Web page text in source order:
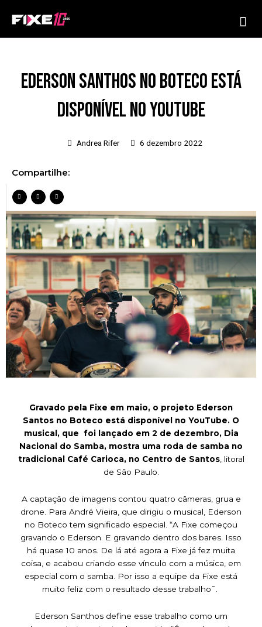
EDERSON SANTHOS NO BOTECO ESTÁ
DISPONÍVEL NO YOUTUBE
Andrea Rifer 6 dezembro 2022
Compartilhe:
Gravado pela Fixe em maio, o projeto Ederson
Santos no Boteco está disponível no YouTube. O
musical, que foi lançado em 2 de dezembro, Dia
Nacional do Samba, mostra uma roda de samba no
tradicional Café Carioca, no Centro de Santos, litoral
de São Paulo.
A captação de imagens contou quatro câmeras, grua e
drone. Para André Vieira, que dirigiu o musical, Ederson
no Boteco tem significado especial. “A Fixe começou
gravando o Ederson. E gravando dentro dos bares. Isso
há quase 10 anos. De lá até agora a Fixe já fez muita
coisa, e acabou criando esse vínculo com a música, em
especial com o samba. Por isso a equipe da Fixe está
muito feliz com o resultado desse trabalho˜.
Ederson Santhos define esse trabalho como um